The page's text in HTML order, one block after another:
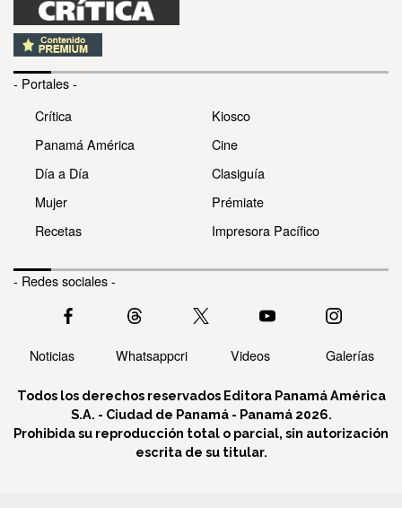
- Portales -
Crítica
Panamá América
Día a Día
Mujer
Recetas
Kiosco
Cine
Clasiguía
Prémiate
Impresora Pacífico
- Redes sociales -
Noticias Whatsappcri Videos Galerías
Todos los derechos reservados Editora Panamá América
S.A. - Ciudad de Panamá - Panamá 2026.
Prohibida su reproducción total o parcial, sin autorización
escrita de su titular.